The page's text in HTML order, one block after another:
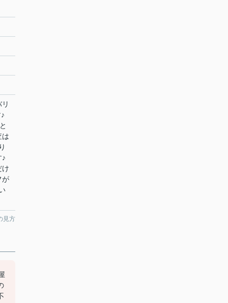
は
け
が
見方